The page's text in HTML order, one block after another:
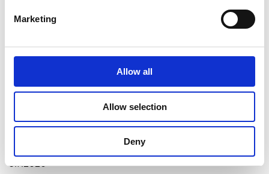
Marketing
Allow all
Allow selection
Deny
9.7.2026
Suominen Oyj:
Arvopaperimarkkinalain 9 luvun 10
pykälän mukainen ilmoitus
omistusoikeuden muuttumisesta
3.7.2026